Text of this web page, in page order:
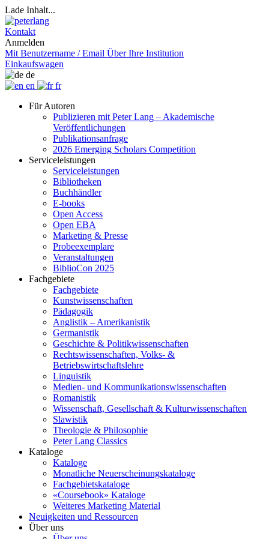
Lade Inhalt...
Kontakt
Anmelden
Mit Benutzername / Email Über Ihre Institution
Einkaufswagen
de
en
fr
Für Autoren
Publizieren mit Peter Lang – Akademische
Veröffentlichungen
Publikationsanfrage
2026 Emerging Scholars Competition
Serviceleistungen
Serviceleistungen
Bibliotheken
Buchhändler
E-books
Open Access
Open EBA
Marketing & Presse
Probeexemplare
Veranstaltungen
BiblioCon 2025
Fachgebiete
Fachgebiete
Kunstwissenschaften
Pädagogik
Anglistik – Amerikanistik
Germanistik
Geschichte & Politikwissenschaften
Rechtswissenschaften, Volks- &
Betriebswirtschaftslehre
Linguistik
Medien- und Kommunikationswissenschaften
Romanistik
Wissenschaft, Gesellschaft & Kulturwissenschaften
Slawistik
Theologie & Philosophie
Peter Lang Classics
Kataloge
Kataloge
Monatliche Neuerscheinungskataloge
Fachgebietskataloge
«Coursebook» Kataloge
Weiteres Marketing Material
Neuigkeiten und Ressourcen
Über uns